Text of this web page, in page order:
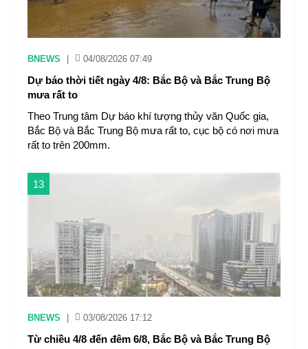
BNEWS 04/08/2026 07:49
Dự báo thời tiết ngày 4/8: Bắc Bộ và Bắc Trung Bộ
mưa rất to
Theo Trung tâm Dự báo khí tượng thủy văn Quốc gia,
Bắc Bộ và Bắc Trung Bộ mưa rất to, cục bộ có nơi mưa
rất to trên 200mm.
13
BNEWS 03/08/2026 17:12
Từ chiều 4/8 đến đêm 6/8, Bắc Bộ và Bắc Trung Bộ